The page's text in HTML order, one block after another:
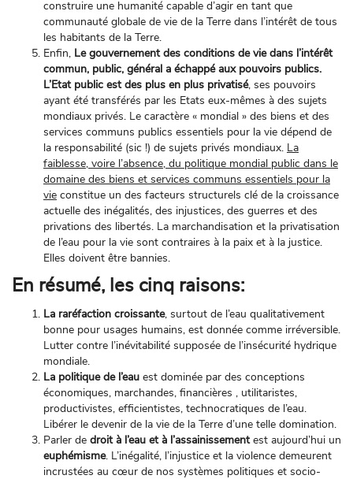
construire une humanité capable d’agir en tant que
communauté globale de vie de la Terre dans l’intérêt de tous
les habitants de la Terre.
Enfin,
Le gouvernement des conditions de vie dans l’intérêt
commun, public, général a échappé aux pouvoirs publics.
L’Etat public est des plus en plus privatisé, ses pouvoirs
ayant été transférés par les Etats eux-mêmes à des sujets
mondiaux privés. Le caractère « mondial » des biens et des
services communs publics essentiels pour la vie dépend de
la responsabilité (sic !) de sujets privés mondiaux.
La
faiblesse, voire l’absence, du politique mondial public dans le
domaine des biens et services communs essentiels pour la
vie constitue un des facteurs structurels clé de la croissance
actuelle des inégalités, des injustices, des guerres et des
privations des libertés. La marchandisation et la privatisation
de l’eau pour la vie sont contraires à la paix et à la justice.
Elles doivent être bannies.
En résumé, les cinq raisons:
La raréfaction croissante, surtout de l’eau qualitativement
bonne pour usages humains, est donnée comme irréversible.
Lutter contre l’inévitabilité supposée de l’insécurité hydrique
mondiale.
La politique de l’eau est dominée par des conceptions
économiques, marchandes, financières , utilitaristes,
productivistes, efficientistes, technocratiques de l’eau.
Libérer le devenir de la vie de la Terre d’une telle domination.
Parler de droit à l’eau et à l’assainissementest aujourd’hui un
euphémisme. L’inégalité, l’injustice et la violence demeurent
incrustées au cœur de nos systèmes politiques et socio-